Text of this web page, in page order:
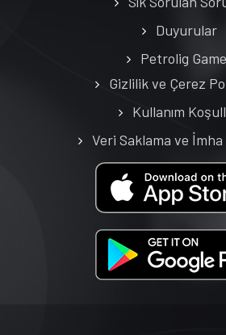
Duyurular
Petrolig
Gizlilik ve Çerez
Kullanım
Veri Saklama ve İmha